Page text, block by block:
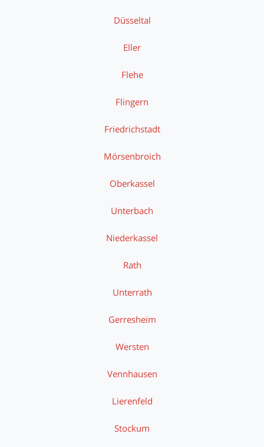
Düsseltal
Eller
Flehe
Flingern
Friedrichstadt
Mörsenbroich
Oberkassel
Unterbach
Niederkassel
Rath
Unterrath
Gerresheim
Wersten
Vennhausen
Lierenfeld
Stockum